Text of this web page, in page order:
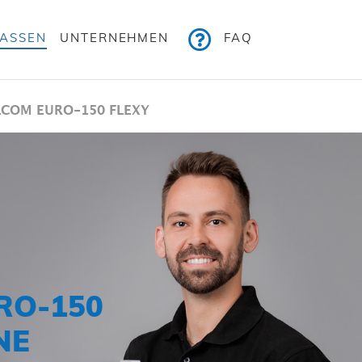
UNTERNEHMEN FAQ
EURO-150 FLEXY
150